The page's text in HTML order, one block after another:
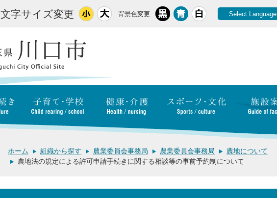
文字サイズ変更 背景色変更 Select Language
ホーム 組織から探す 農業委員会事務局 農業委員会事務局
農地について
農地法の規定による許可申請手続きに関する相談等の事前予約制について